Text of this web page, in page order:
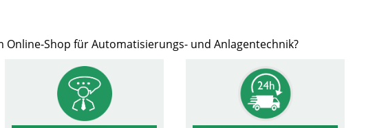
Shop für Automatisierungs- und Anlagentechnik?